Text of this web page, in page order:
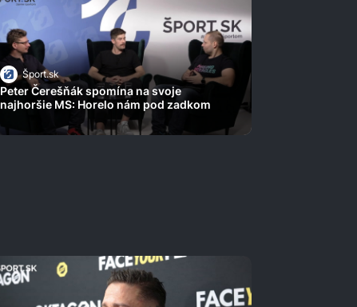
Šport.sk
Peter Čerešňák spomína na svoje
najhoršie MS: Horelo nám pod zadkom